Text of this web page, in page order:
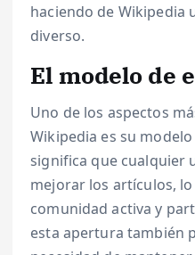
haciendo de Wikipedia
diverso.
El modelo de
Uno de los aspectos
Wikipedia es su
significa que cualquier
mejorar los artículos,
comunidad activa y
esta apertura también